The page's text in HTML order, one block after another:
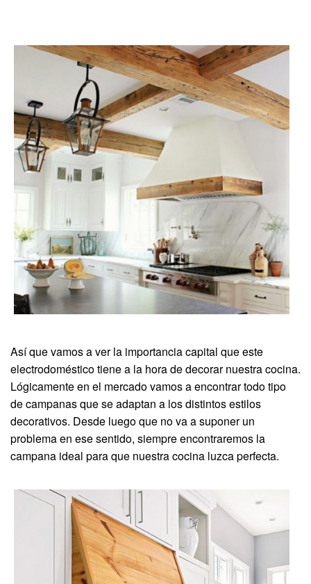
Así que vamos a ver la importancia capital que este
electrodoméstico tiene a la hora de decorar nuestra cocina.
Lógicamente en el mercado vamos a encontrar todo tipo
de campanas que se adaptan a los distintos estilos
decorativos. Desde luego que no va a suponer un
problema en ese sentido, siempre encontraremos la
campana ideal para que nuestra cocina luzca perfecta.